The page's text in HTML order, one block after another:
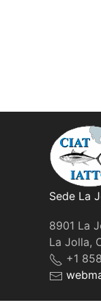
Sede La
8901 La
La Jolla,
+1